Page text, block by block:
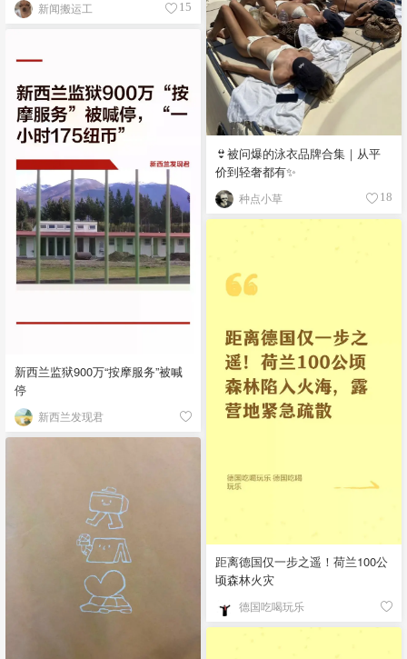
新闻搬运工 15
👙被问爆的泳衣品牌合集｜从平
价到轻奢都有✨
种点小草 18
新西兰监狱900万“按摩服务”被喊
停
新西兰发现君
距离德国仅一步之遥！荷兰100公
顷森林火灾
德国吃喝玩乐